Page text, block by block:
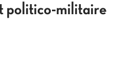
politico-militaire